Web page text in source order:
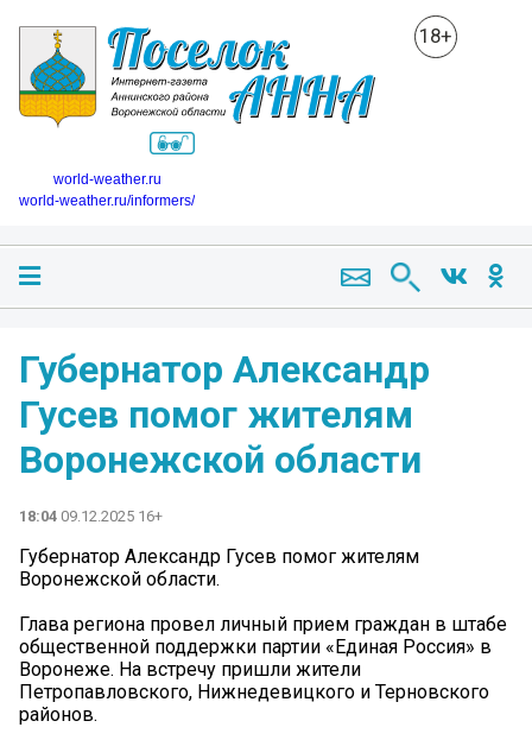
18+
world-weather.ru
world-weather.ru/informers/
Губернатор Александр
Гусев помог жителям
Воронежской области
18:04 09.12.2025 16+
Губернатор Александр Гусев помог жителям
Воронежской области.
Глава региона провел личный прием граждан в штабе
общественной поддержки партии «Единая Россия» в
Воронеже. На встречу пришли жители
Петропавловского, Нижнедевицкого и Терновского
районов.